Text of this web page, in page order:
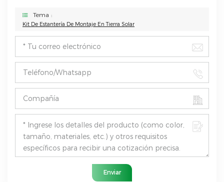
Tema :
Kit De Estantería De Montaje En Tierra Solar
Enviar